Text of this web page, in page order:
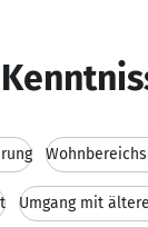
Umgang mit